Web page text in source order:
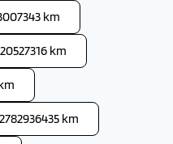
km
km
km